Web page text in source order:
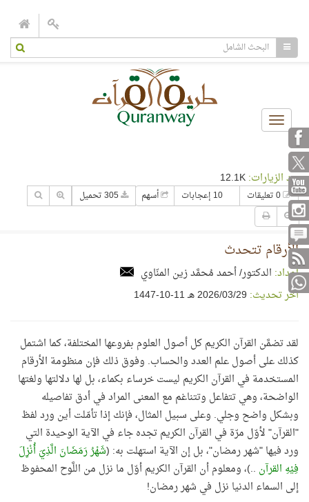
Toggle
navigation
عدد الزيارات:
10 إعجابات أسهم
الأرقام تتحدث
إعداد: الدكتور/ أحمد مُحمَّد زين المنّاوي
آخر تحديث: 29‏/03‏/2026 هـ 11-10-1447
لقد تضمَّن القرآن الكريم كل أصول العلوم بفروعها المختلفة، كما اشتمل
كذلك على أصول علم العدد والحساب. وفوق ذلك فإن منظومة الأرقام
المستخدمة في القرآن الكريم ليست خرساء بكماء، بل لها دلالتها ولغتها
الواضحة، وهي تتفاعل وتتناغم مع المعنى المراد في أدق تفاصيله
وبشكل واضح وجلي. وعلى سبيل المثال، فإنك إذا تأمّلت أين ورد لفظ
"القرآن" لأوّل مرّة في القرآن الكريم تجده جاء في الآية الوحيدة التي
ورد فيها "شهر رمضان"، بل إن الآية استهلت به: (شَهْرُ رَمَضَانَ الَّذِيَ أُنْزِلَ
فِيْهِ القرآن ..)، ومعلوم أن القرآن الكريم أوّل ما نزل من اللَّوح المحفوظ
إلى السماء الدنيا نزل في شهر رمضان!